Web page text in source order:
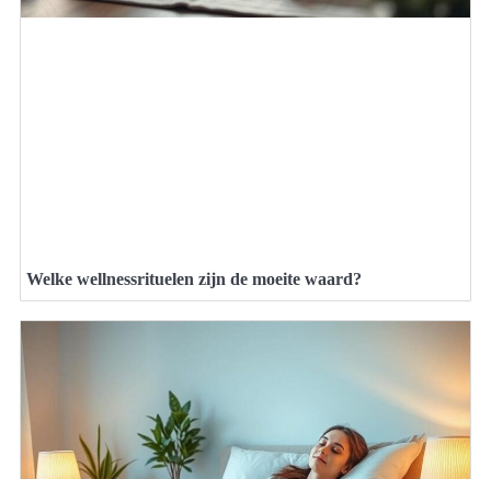
Welke wellnessrituelen zijn de moeite waard?